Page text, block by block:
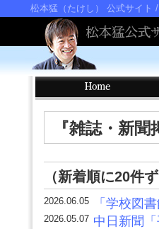
松本猛（たけし） 公式サイト
『雑誌・新
（新着順に20件
2026.06.05 「学校図
2026.05.07 中日新聞「